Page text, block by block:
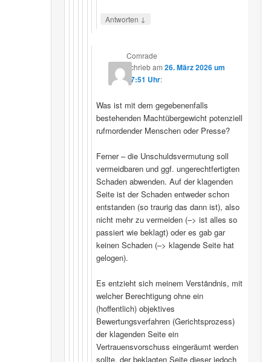
Antworten ↓
Comrade
schriebam 26. März 2026 um
17:51 Uhr:
Was ist mit dem gegebenenfalls
bestehenden Machtübergewicht potenziell
rufmordender Menschen oder Presse?
Ferner – die Unschuldsvermutung soll
vermeidbaren und ggf. ungerechtfertigten
Schaden abwenden. Auf der klagenden
Seite ist der Schaden entweder schon
entstanden (so traurig das dann ist), also
nicht mehr zu vermeiden (–> ist alles so
passiert wie beklagt) oder es gab gar
keinen Schaden (–> klagende Seite hat
gelogen).
Es entzieht sich meinem Verständnis, mit
welcher Berechtigung ohne ein
(hoffentlich) objektives
Bewertungsverfahren (Gerichtsprozess)
der klagenden Seite ein
Vertrauensvorschuss eingeräumt werden
sollte, der beklagten Seite dieser jedoch